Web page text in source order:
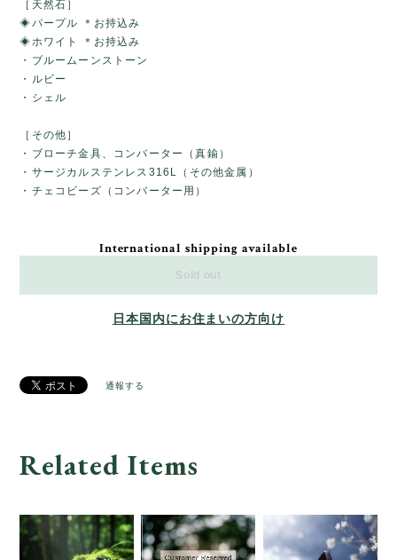
［天然石］
◈パープル ＊お持込み
◈ホワイト ＊お持込み
・ブルームーンストーン
・ルビー
・シェル
［その他］
・ブローチ金具、コンバーター（真鍮）
・サージカルステンレス316L（その他金属）
・チェコビーズ（コンバーター用）
International shipping available
Sold out
日本国内にお住まいの方向け
通報する
Related Items